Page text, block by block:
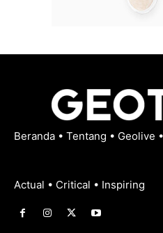
Beranda • Tentang • Geolive •
Actual • Critical • Inspiring